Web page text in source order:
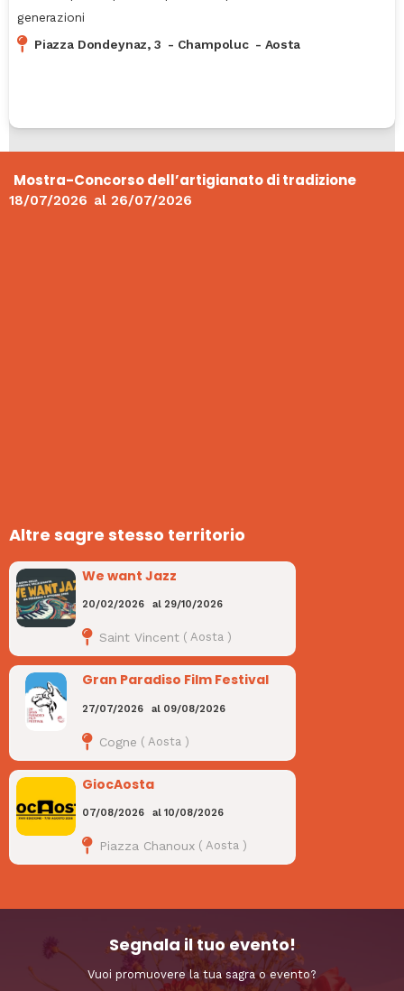
generazioni
Piazza Dondeynaz, 3 - Champoluc - Aosta
Mostra-Concorso dell’artigianato di tradizione
18/07/2026 al 26/07/2026
Altre sagre stesso territorio
We want Jazz
20/02/2026 al 29/10/2026
Saint Vincent (Aosta )
Gran Paradiso Film Festival
27/07/2026 al 09/08/2026
Cogne ( Aosta )
GiocAosta
07/08/2026 al10/08/2026
Piazza Chanoux (Aosta )
Segnala il tuo evento!
Vuoi promuovere la tua sagra o evento?